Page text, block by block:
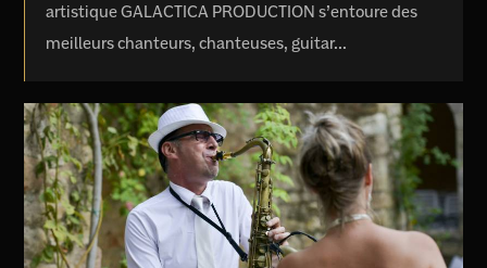
artistique GALACTICA PRODUCTION s’entoure des
meilleurs chanteurs, chanteuses, guitar...